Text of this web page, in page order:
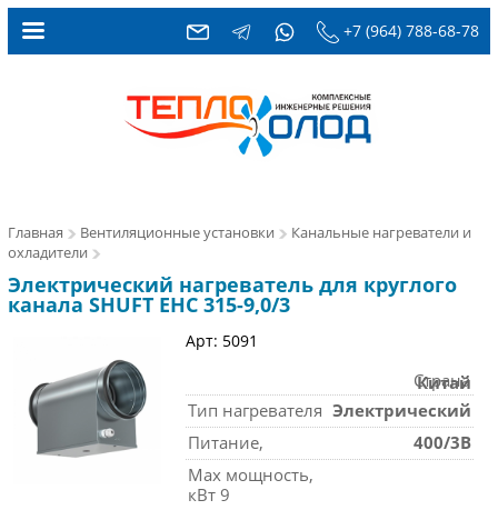
+7 (964) 788-68-78
Главная Вентиляционные установки
Канальные нагреватели и
охладители
Электрический нагреватель для круглого
канала SHUFT EHC 315-9,0/3
Арт: 5091
Страна
Китай
Тип нагревателя Электрический
Питание,
400/3В
Max мощность,
кВт 9